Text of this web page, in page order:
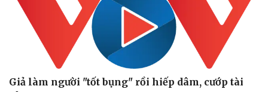
Giả làm người "tốt bụng" rồi hiếp dâm, cướp tài